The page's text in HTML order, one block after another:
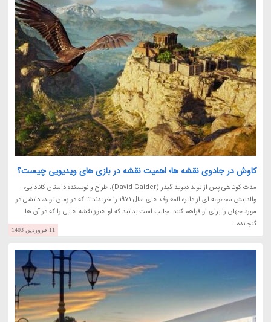
کاوش در جادوی نقشه ها؛ اهمیت نقشه در بازی های ویدیویی چیست؟
مدت کوتاهی پس از تولد دیوید گیدر (David Gaider)، طراح و نویسنده داستان کانادایی،
والدینش مجموعه ای از دایره المعارف های سال 1971 را خریدند تا که در زمان تولد، دانشی در
مورد جهان را برای او فراهم کنند. جالب است بدانید که او هنوز نقشه هایی را که در آن ها
گنجانده...
11 فروردین 1403